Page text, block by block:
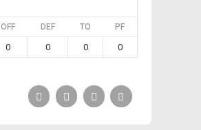
OFF DEF TO PF
0 0 0 0